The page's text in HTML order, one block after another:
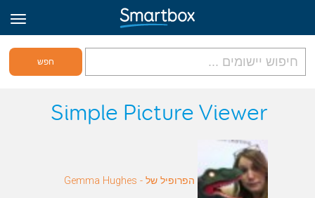
גריד אונליין
הירשם לאתר
Simple Picture Viewer
הפרופיל של Gemma Hughes -